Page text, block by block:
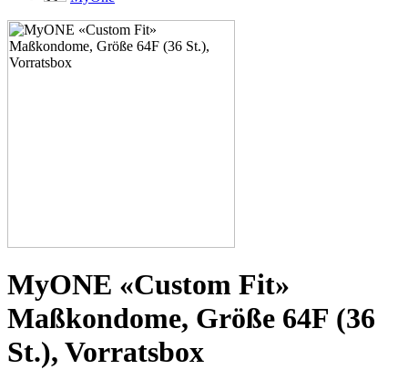
53C
53D
53E
57G
57H
57K
60E
60F
60G
MyONE «Custom Fit»
Maßkondome, Größe 64F (36
St.), Vorratsbox